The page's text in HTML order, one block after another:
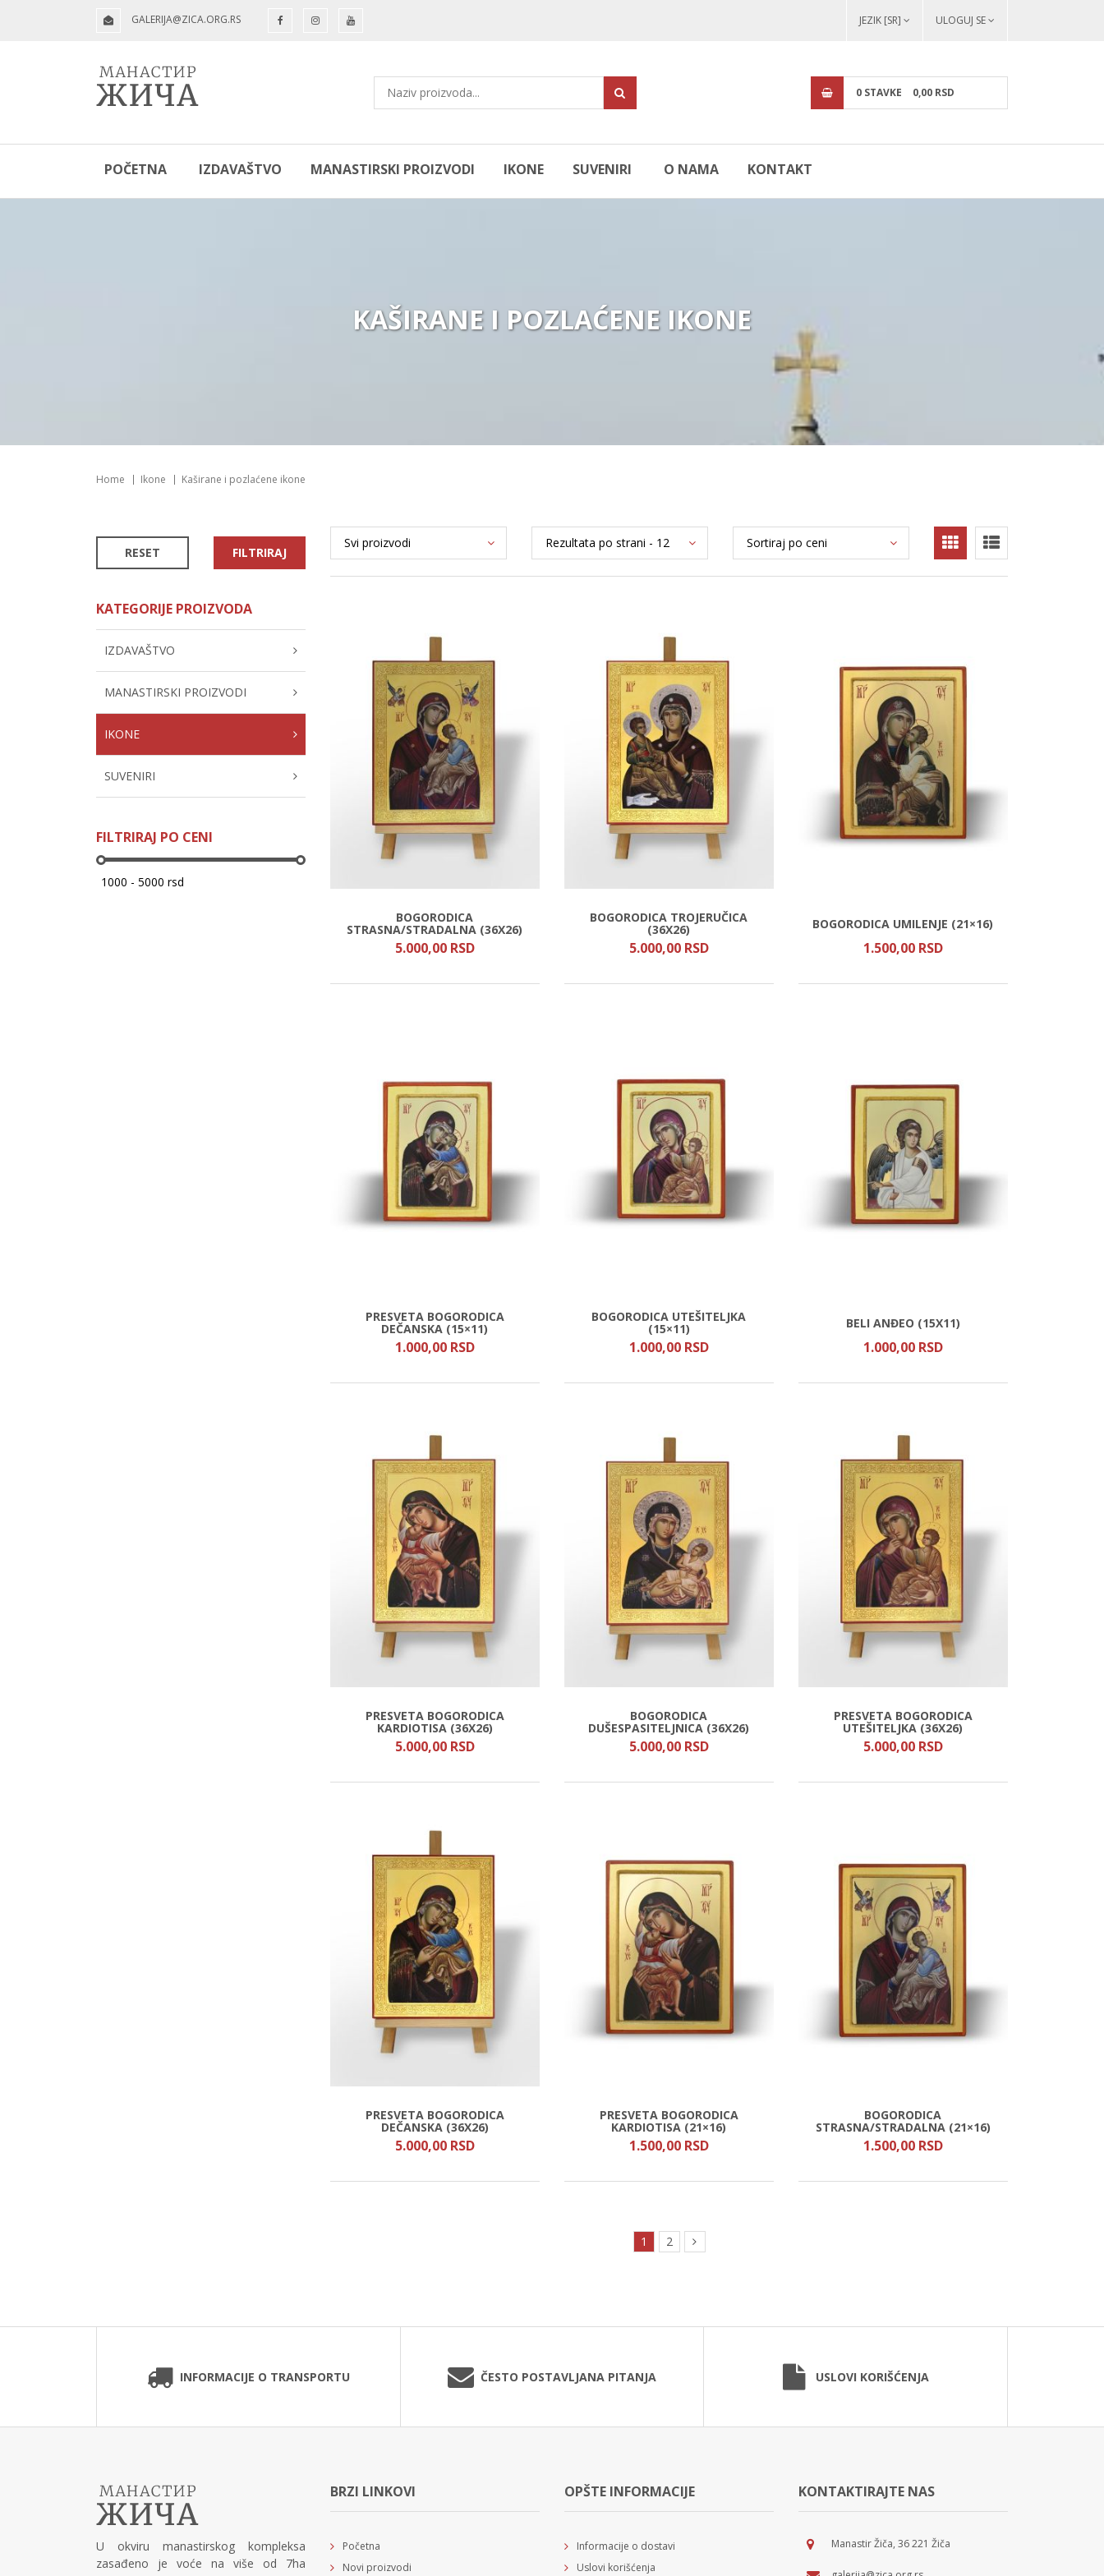
GALERIJA@ZICA.ORG.RS JEZIK [SR] ULOGUJ SE
0 STAVKE 0,00 RSD
POČETNA IZDAVAŠTVO MANASTIRSKI PROIZVODI IKONE SUVENIRI O NAMA KONTAKT
KAŠIRANE I POZLAĆENE IKONE
Home Ikone Kaširane i pozlaćene ikone
RESET FILTRIRAJ
KATEGORIJE PROIZVODA
IZDAVAŠTVO
MANASTIRSKI PROIZVODI
IKONE
SUVENIRI
FILTRIRAJ PO CENI
BOGORODICA
STRASNA/STRADALNA (36X26)
5.000,00 RSD
BOGORODICA TROJERUČICA
(36X26)
5.000,00 RSD
BOGORODICA UMILENJE (21×16)
1.500,00 RSD
PRESVETA BOGORODICA
DEČANSKA (15×11)
1.000,00 RSD
BOGORODICA UTEŠITELJKA
(15×11)
1.000,00 RSD
BELI ANĐEO (15X11)
1.000,00 RSD
PRESVETA BOGORODICA
KARDIOTISA (36X26)
5.000,00 RSD
BOGORODICA
DUŠESPASITELJNICA (36X26)
5.000,00 RSD
PRESVETA BOGORODICA
UTEŠITELJKA (36Х26)
5.000,00 RSD
PRESVETA BOGORODICA
DEČANSKA (36X26)
5.000,00 RSD
PRESVETA BOGORODICA
KARDIOTISA (21×16)
1.500,00 RSD
BOGORODICA
STRASNA/STRADALNA (21×16)
1.500,00 RSD
1 2
INFORMACIJE O TRANSPORTU ČESTO POSTAVLJANA PITANJA USLOVI KORIŠĆENJA
U okviru manastirskog kompleksa
zasađeno je voće na više od 7ha
BRZI LINKOVI
Početna
Novi proizvodi
OPŠTE INFORMACIJE
Informacije o dostavi
Uslovi korišćenja
KONTAKTIRAJTE NAS
Manastir Žiča, 36 221 Žiča